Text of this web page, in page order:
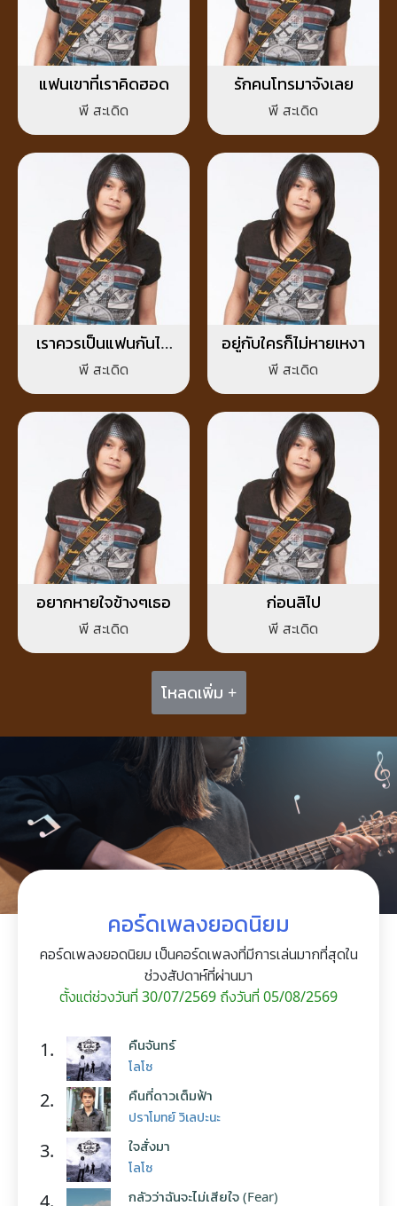
แฟนเขาที่เราคิดฮอด
พี สะเดิด
รักคนโทรมาจังเลย
พี สะเดิด
เราควรเป็นแฟนกันได้
หรือยัง
พี สะเดิด
อยู่กับใครก็ไม่หายเหงา
พี สะเดิด
อยากหายใจข้างๆเธอ
พี สะเดิด
ก่อนสิไป
พี สะเดิด
โหลดเพิ่ม +
คอร์ดเพลงยอดนิยม
คอร์ดเพลงยอดนิยม เป็นคอร์ดเพลงที่มีการเล่นมากที่สุดใน
ช่วงสัปดาห์ที่ผ่านมา
ตั้งแต่ช่วงวันที่ 30/07/2569 ถึงวันที่ 05/08/2569
1. คืนจันทร์
โลโซ
2. คืนที่ดาวเต็มฟ้า
ปราโมทย์ วิเลปะนะ
3. ใจสั่งมา
โลโซ
กลัวว่าฉันจะไม่เสียใจ (Fear)